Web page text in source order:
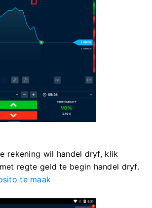
rekening wil handel dryf, klik
regte geld te begin handel dryf.
te maak